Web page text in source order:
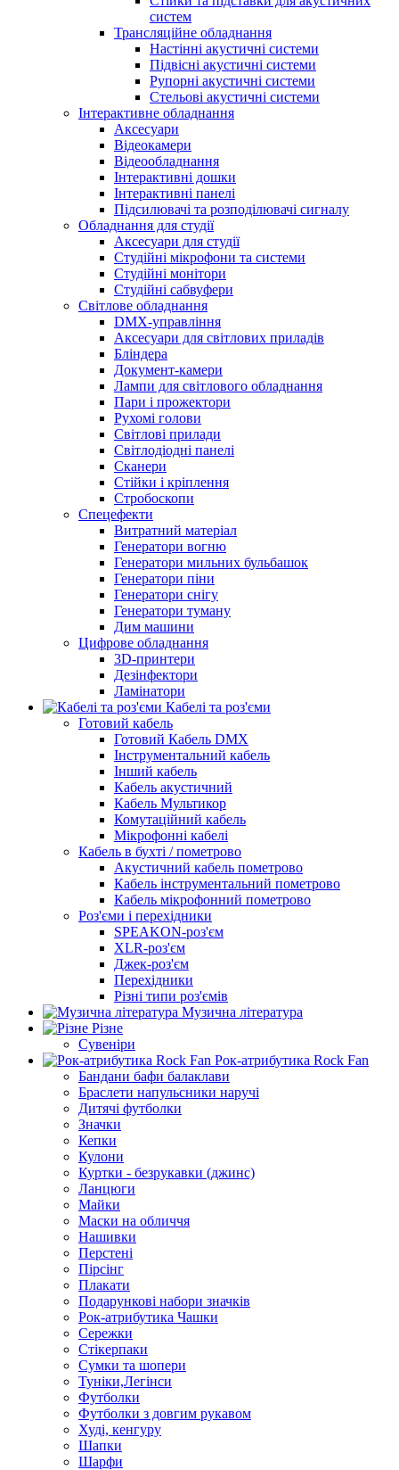
систем
Трансляційне обладнання
Настінні акустичні системи
Підвісні акустичні системи
Рупорні акустичні системи
Стельові акустичні системи
Інтерактивне обладнання
Аксесуари
Відеокамери
Відеообладнання
Інтерактивні дошки
Інтерактивні панелі
Підсилювачі та розподілювачі сигналу
Обладнання для студії
Аксесуари для студії
Студійні мікрофони та системи
Студійні монітори
Студійні сабвуфери
Світлове обладнання
DMX-управління
Аксесуари для світлових приладів
Бліндера
Документ-камери
Лампи для світлового обладнання
Пари і прожектори
Рухомі голови
Світлові прилади
Світлодіодні панелі
Сканери
Стійки і кріплення
Стробоскопи
Спецефекти
Витратний матеріал
Генератори вогню
Генератори мильних бульбашок
Генератори піни
Генератори снігу
Генератори туману
Дим машини
Цифрове обладнання
3D-принтери
Дезінфектори
Ламінатори
Кабелі та роз'єми
Готовий кабель
Готовий Кабель DMX
Інструментальний кабель
Інший кабель
Кабель акустичний
Кабель Мультикор
Комутаційний кабель
Мікрофонні кабелі
Кабель в бухті / пометрово
Акустичний кабель пометрово
Кабель інструментальний пометрово
Кабель мікрофонний пометрово
Роз'єми і перехідники
SPEAKON-роз'єм
XLR-роз'єм
Джек-роз'єм
Перехідники
Різні типи роз'ємів
Музична література
Різне
Сувеніри
Рок-атрибутика Rock Fan
Бандани бафи балаклави
Браслети напульсники наручі
Дитячі футболки
Значки
Кепки
Кулони
Куртки - безрукавки (джинс)
Ланцюги
Майки
Маски на обличчя
Нашивки
Перстені
Пірсінг
Плакати
Подарункові набори значків
Рок-атрибутика Чашки
Сережки
Стікерпаки
Сумки та шопери
Туніки,Легінси
Футболки
Футболки з довгим рукавом
Худі, кенгуру
Шапки
Шарфи